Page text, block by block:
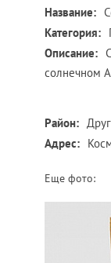
Название:
Категория:
Описание:
солнечном
Район:
Адрес:
Еще фото: